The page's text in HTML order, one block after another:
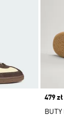
Price
479 zł